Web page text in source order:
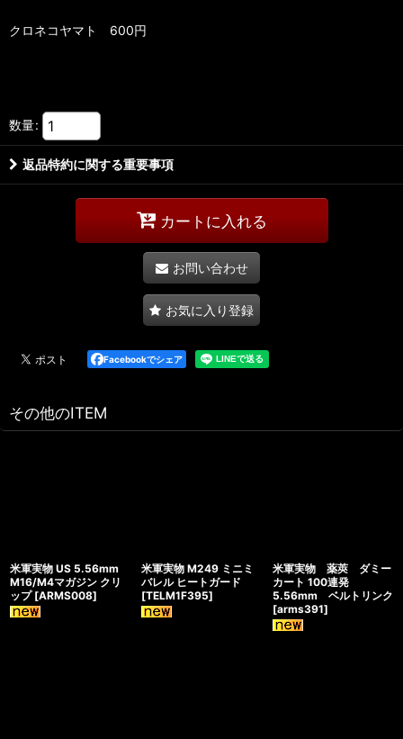
クロネコヤマト 600円
数量:
返品特約に関する重要事項
カートに入れる
お問い合わせ
お気に入り登録
Facebookでシェア
その他のITEM
米軍実物 US 5.56mm
M16/M4マガジン クリ
ップ [ARMS008]
米軍実物 M249 ミニミ
バレル ヒートガード
[TELM1F395]
米軍実物 薬莢 ダミー
カート 100連発
5.56mm ベルトリンク
[arms391]